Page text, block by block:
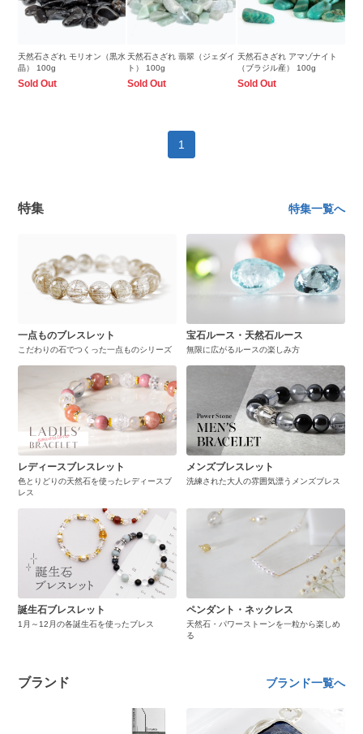
天然石さざれ モリオン（黒水
晶） 100g
Sold Out
天然石さざれ 翡翠（ジェダイ
ト） 100g
Sold Out
天然石さざれ アマゾナイト
（ブラジル産） 100g
Sold Out
1
特集 特集一覧へ
一点ものブレスレット
こだわりの石でつくった一点ものシリーズ
宝石ルース・天然石ルース
無限に広がるルースの楽しみ方
レディースブレスレット
色とりどりの天然石を使ったレディースブ
レス
メンズブレスレット
洗練された大人の雰囲気漂うメンズブレス
誕生石ブレスレット
1月～12月の各誕生石を使ったブレス
ペンダント・ネックレス
天然石・パワーストーンを一粒から楽しめ
る
ブランド ブランド一覧へ